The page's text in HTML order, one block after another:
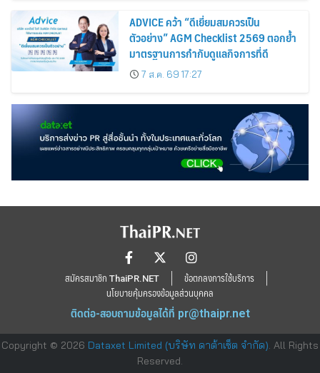
ADVICE คว้า “ดีเยี่ยมสมควรเป็น
ตัวอย่าง” AGM Checklist 2569 ตอกย้ำ
มาตรฐานการกำกับดูแลกิจการที่ดี
7 ส.ค. 69 17:27
สมัครสมาชิก ThaiPR.NET
ข้อตกลงการใช้บริการ
นโยบายคุ้มครองข้อมูลส่วนบุคคล
ติดต่อ-สอบถามข้อมูลได้ที่ pr@thaipr.net
Copyright © 2026 Dataxet Limited (บริษัท ดาต้าเซ็ต จำกัด). All Rights
Reserved.